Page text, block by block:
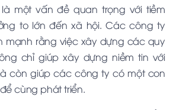
một vấn đề quan trọng với tiềm
to lớn đến xã hội. Các công ty
mạnh rằng việc xây dựng các quy
chỉ giúp xây dựng niềm tin với
còn giúp các công ty có một con
cùng phát triển.